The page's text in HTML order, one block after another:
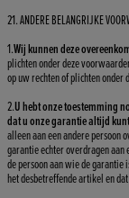
21. ANDERE BELANGRIJKE
1.Wij kunnen deze
plichten onder deze
op uw rechten of plichten onder
2.U hebt onze toestemming
dat u onze garantie altijd
alleen aan een andere persoon
garantie echter overdragen
de persoon aan wie de
het desbetreffende artikel en